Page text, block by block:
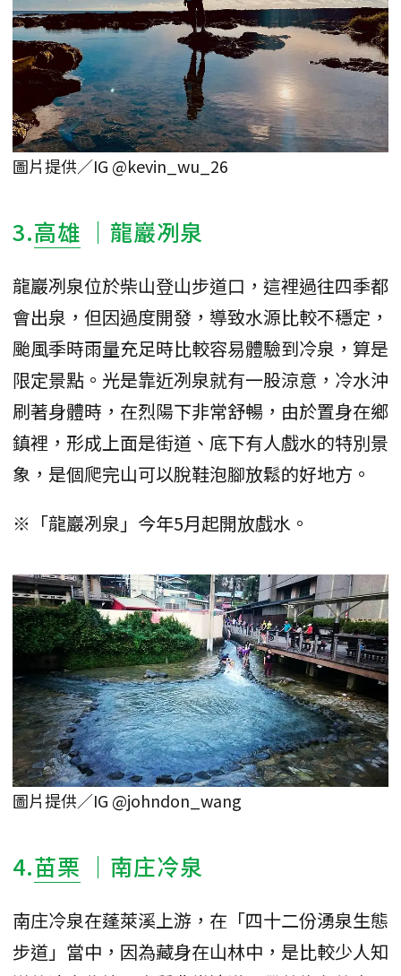
圖片提供／IG @kevin_wu_26
3.高雄 ｜龍巖冽泉
龍巖冽泉位於柴山登山步道口，這裡過往四季都
會出泉，但因過度開發，導致水源比較不穩定，
颱風季時雨量充足時比較容易體驗到冷泉，算是
限定景點。光是靠近冽泉就有一股涼意，冷水沖
刷著身體時，在烈陽下非常舒暢，由於置身在鄉
鎮裡，形成上面是街道、底下有人戲水的特別景
象，是個爬完山可以脫鞋泡腳放鬆的好地方。
※「龍巖冽泉」今年5月起開放戲水。
圖片提供／IG @johndon_wang
4.苗栗 ｜南庄冷泉
南庄冷泉在蓬萊溪上游，在「四十二份湧泉生態
步道」當中，因為藏身在山林中，是比較少人知